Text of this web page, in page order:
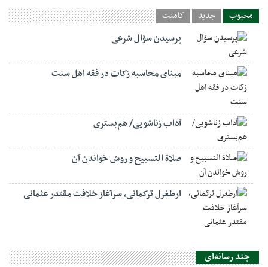
محبوب جدید کامنت
پرسیدن سؤال شرعی
مبنای محاسبه زکات در فقه اهل سنت
آداب زناشویی/ هم‌بستری
صلاة التسبيح و روش خواندن آن
ارطغرل ترکمانی، سرآغاز خلافت مقتدر عثمانی
چند رسانه‌ای